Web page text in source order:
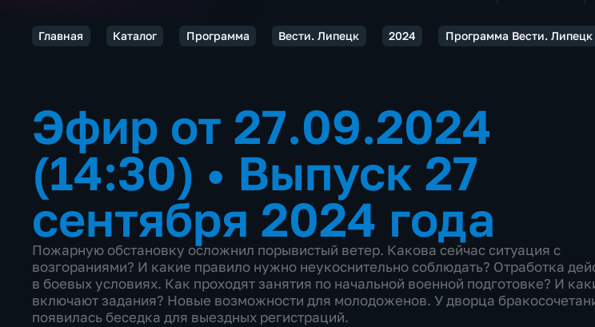
Главная Каталог Программа Вести. Липецк 2024 Программа Вести.
Эфир от 27.09.2024
(14:30) • Выпуск 27
сентября 2024 года
Пожарную обстановку осложнил порывистый ветер. Какова сейчас ситуация с
возгораниями? И какие правило нужно неукоснительно соблюдать? Отработка
в боевых условиях. Как проходят занятия по начальной военной подготовке? И
включают задания? Новые возможности для молодоженов. У дворца
появилась беседка для выездных регистраций.